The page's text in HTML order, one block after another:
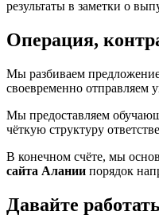
результаты в заметки о
Операция,
Мы разбиваем
своевременно отправляем
Мы предоставляем
чёткую структуру
В конечном счёте, мы
сайта Алании порядок
Давайте